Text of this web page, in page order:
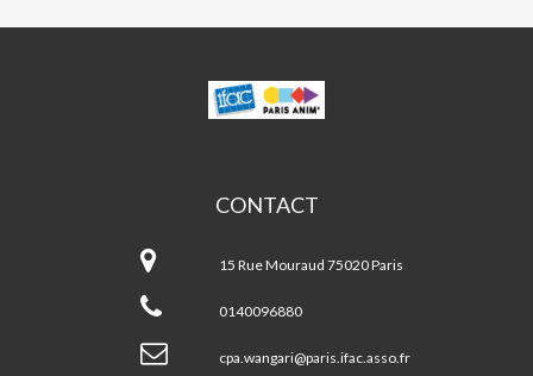
WANGARI
MUTA
CONTACT
Muta
MAATHAI
15 Rue Mouraud 75020 Paris
0140096880
cpa.wangari@paris.ifac.asso.fr